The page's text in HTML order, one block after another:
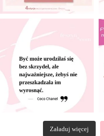
Załaduj więcej